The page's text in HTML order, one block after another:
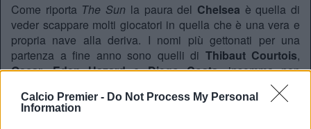
Calcio Premier - Do Not Process My Personal
Information
Come riporta The Sun la paura del Chelsea è quella di
veder scappare molti giocatori in quella che è una vera e
propria nave alla deriva. I nomi più gettonati per una
partenza a fine anno sono quelli di Thibaut Courtois,
Oscar,Eden HazardeDiego Costa, insomma non
proprio calciatori di Serie B. Vedremo chi ne saprà
approfittare di questo naufragio, ma nel frattempo Hiddink
dovrà comandare il timone di una nave che sta